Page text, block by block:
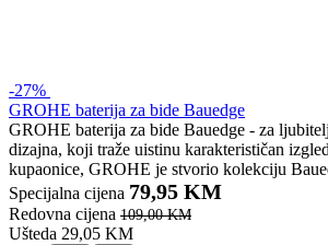
-27%
GROHE baterija za bide Bauedge
GROHE baterija za bide Bauedge - za
dizajna, koji traže uistinu karakterističan
kupaonice, GROHE je stvorio kolekciju
Specijalna cijena 79,95 KM
Redovna cijena 109,00 KM
Ušteda 29,05 KM